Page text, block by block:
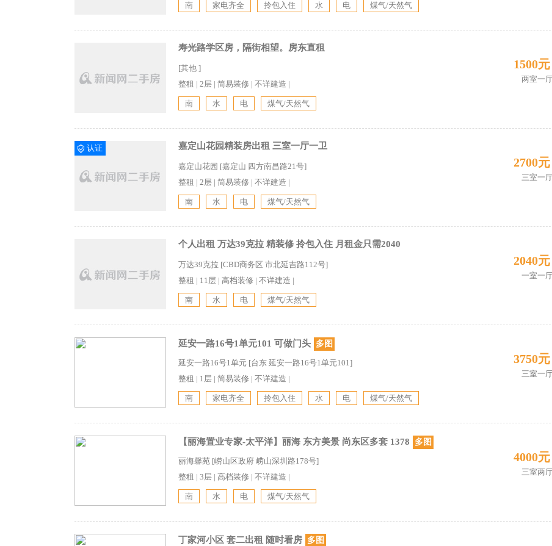
南 家电齐全 拎包入住 水 电 煤气/天然气
寿光路学区房，隔街相望。房东直租
[其他 ]
整租 | 2层 | 简易装修 | 不详建造 |
南 水 电 煤气/天然气
1500元
两室一
认证 嘉定山花园精装房出租 三室一厅一卫
嘉定山花园 [嘉定山 四方南昌路21号]
整租 | 2层 | 简易装修 | 不详建造 |
南 水 电 煤气/天然气
2700元
三室一
个人出租 万达39克拉 精装修 拎包入住 月租金只需2040
万达39克拉 [CBD商务区 市北延吉路112号]
整租 | 11层 | 高档装修 | 不详建造 |
南 水 电 煤气/天然气
2040元
一室一
延安一路16号1单元101 可做门头 多图
延安一路16号1单元 [台东 延安一路16号1单元101]
整租 | 1层 | 简易装修 | 不详建造 |
南 家电齐全 拎包入住 水 电 煤气/天然气
3750元
三室一
【丽海置业专家-太平洋】丽海 东方美景 尚东区多套 1378 多图
丽海馨苑 [崂山区政府 崂山深圳路178号]
整租 | 3层 | 高档装修 | 不详建造 |
南 水 电 煤气/天然气
4000元
三室两
丁家河小区 套二出租 随时看房 多图